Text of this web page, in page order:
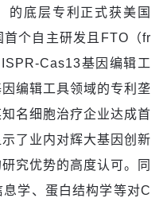
的底层专利正式获美国
个自主研发且FTO（fr
Cas13基因编辑工
编辑工具领域的专利垄
名细胞治疗企业达成首
了业内对辉大基因创新
究优势的高度认可。同
学、蛋白结构学等对C